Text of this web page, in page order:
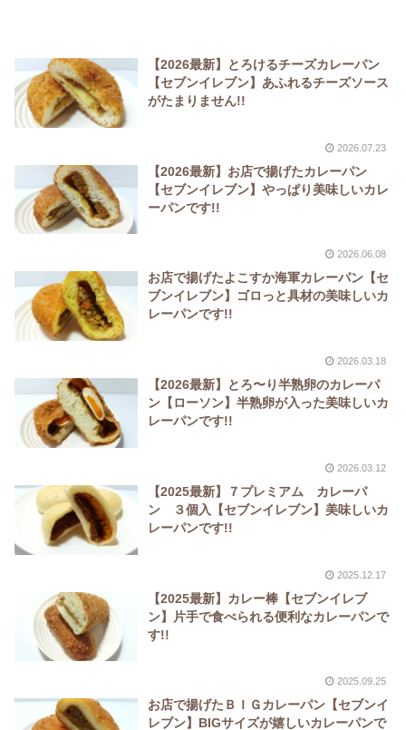
【2026最新】とろけるチーズカレーパン
【セブンイレブン】あふれるチーズソース
がたまりません!!
2026.07.23
【2026最新】お店で揚げたカレーパン
【セブンイレブン】やっぱり美味しいカレ
ーパンです!!
2026.06.08
お店で揚げたよこすか海軍カレーパン【セ
ブンイレブン】ゴロっと具材の美味しいカ
レーパンです!!
2026.03.18
【2026最新】とろ〜り半熟卵のカレーパ
ン【ローソン】半熟卵が入った美味しいカ
レーパンです!!
2026.03.12
【2025最新】７プレミアム カレーパ
ン ３個入【セブンイレブン】美味しいカ
レーパンです!!
2025.12.17
【2025最新】カレー棒【セブンイレブ
ン】片手で食べられる便利なカレーパンで
す!!
2025.09.25
お店で揚げたＢＩＧカレーパン【セブンイ
レブン】BIGサイズが嬉しいカレーパンで